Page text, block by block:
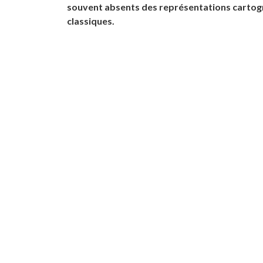
souvent absents des représentations
classiques.